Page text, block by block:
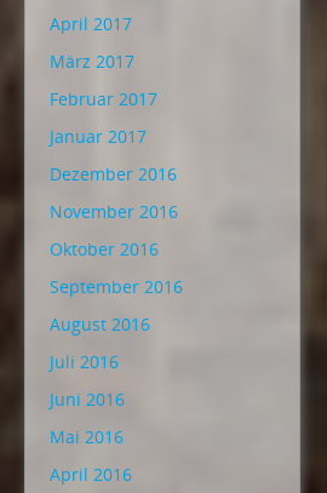
April 2017
März 2017
Februar 2017
Januar 2017
Dezember 2016
November 2016
Oktober 2016
September 2016
August 2016
Juli 2016
Juni 2016
Mai 2016
April 2016